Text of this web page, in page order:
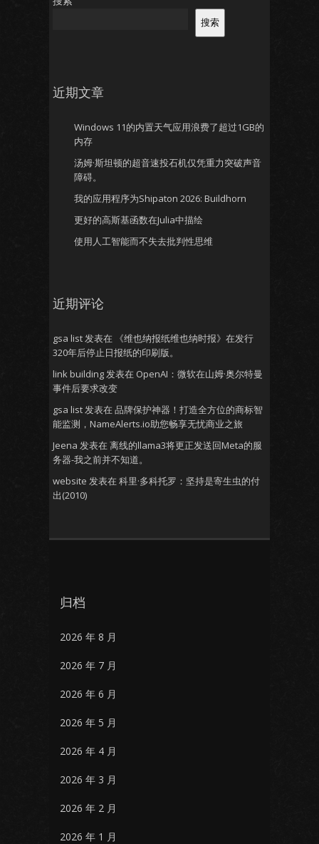
搜索
近期文章
Windows 11的内置天气应用浪费了超过1GB的
内存
汤姆·斯坦顿的超音速投石机仅凭重力突破声音
障碍。
我的应用程序为Shipaton 2026: Buildhorn
更好的高斯基函数在Julia中描绘
使用人工智能而不失去批判性思维
近期评论
gsa list发表在
《维也纳报纸维也纳时报》在发行
320年后停止日报纸的印刷版。
link building发表在 OpenAI：微软在山姆·奥尔特曼
事件后要求改变
gsa list发表在 品牌保护神器！打造全方位的商标智
能监测，NameAlerts.io助您畅享无忧商业之旅
Jeena 发表在 离线的llama3将更正发送回Meta的服
务器-我之前并不知道。
website 发表在 科里·多科托罗：坚持是寄生虫的付
出(2010)
归档
2026 年 8 月
2026 年 7 月
2026 年 6 月
2026 年 5 月
2026 年 4 月
2026 年 3 月
2026 年 2 月
2026 年 1 月